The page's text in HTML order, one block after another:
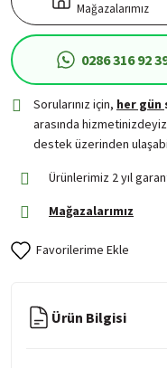
Mağazalarımız
0286 316 92
Sorularınız için, her gün
arasında
destek üzerinden
Ürünlerimiz 2 yıl
Mağazalarımız
Ürün Bilgisi